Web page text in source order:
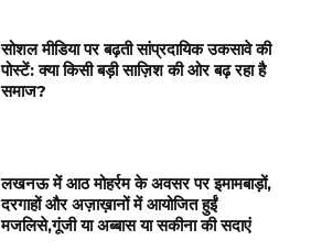
सोशल मीडिया पर बढ़ती सांप्रदायिक उकसावे की
पोस्टें: क्या किसी बड़ी साज़िश की ओर बढ़ रहा है
समाज?
लखनऊ में आठ मोहर्रम के अवसर पर इमामबाड़ों,
दरगाहों और अज़ाख़ानों में आयोजित हुईं
मजलिसे,गूंजी या अब्बास या सकीना की सदाएं